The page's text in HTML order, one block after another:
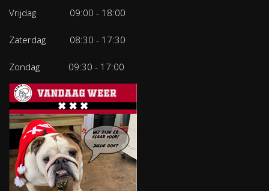
Vrijdag 09:00 - 18:00
Zaterdag 08:30 - 17:30
Zondag 09:30 - 17:00